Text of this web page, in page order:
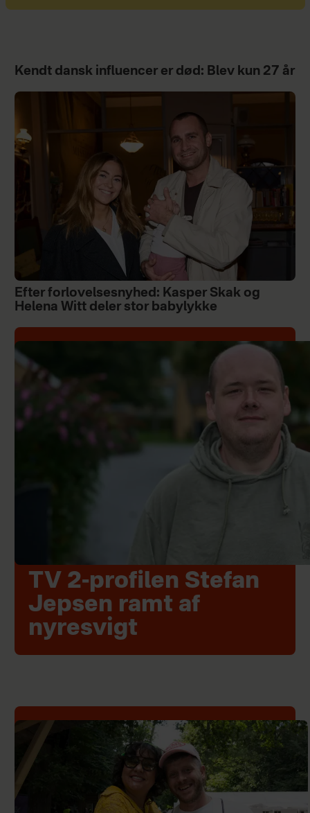
Kendt dansk influencer er død: Blev kun 27 år
Efter forlovelsesnyhed: Kasper Skak og
Helena Witt deler stor babylykke
TV 2-profilen Stefan
Jepsen ramt af
nyresvigt